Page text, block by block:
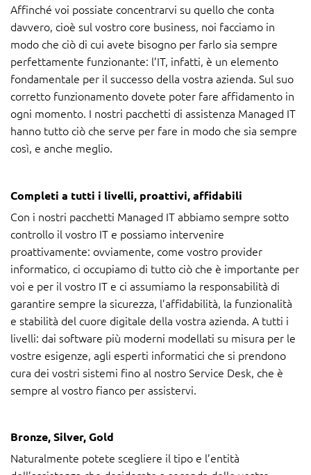
Affinché voi possiate concentrarvi su quello che conta
davvero, cioè sul vostro core business, noi facciamo in
modo che ciò di cui avete bisogno per farlo sia sempre
perfettamente funzionante: l’IT, infatti, è un elemento
fondamentale per il successo della vostra azienda. Sul suo
corretto funzionamento dovete poter fare affidamento in
ogni momento. I nostri pacchetti di assistenza Managed IT
hanno tutto ciò che serve per fare in modo che sia sempre
così, e anche meglio.
Completi a tutti i livelli, proattivi, affidabili
Con i nostri pacchetti Managed IT abbiamo sempre sotto
controllo il vostro IT e possiamo intervenire
proattivamente: ovviamente, come vostro provider
informatico, ci occupiamo di tutto ciò che è importante per
voi e per il vostro IT e ci assumiamo la responsabilità di
garantire sempre la sicurezza, l’affidabilità, la funzionalità
e stabilità del cuore digitale della vostra azienda. A tutti i
livelli: dai software più moderni modellati su misura per le
vostre esigenze, agli esperti informatici che si prendono
cura dei vostri sistemi fino al nostro Service Desk, che è
sempre al vostro fianco per assistervi.
Bronze, Silver, Gold
Naturalmente potete scegliere il tipo e l’entità